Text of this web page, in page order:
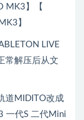
MK3】【
】
LIVE
常解压后从文
道MIDITO改成
一代S 二代Mini